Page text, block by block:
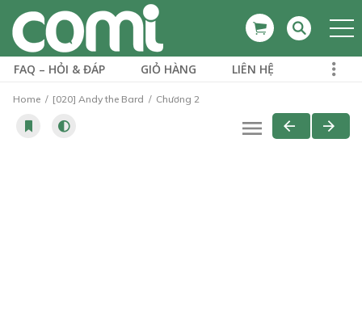
FAQ – HỎI & ĐÁP GIỎ HÀNG LIÊN HỆ
Home [020] Andy the Bard Chương 2